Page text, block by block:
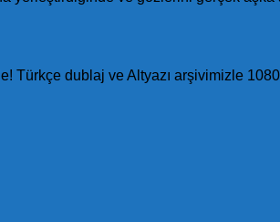
dublaj ve Altyazı arşivimizle